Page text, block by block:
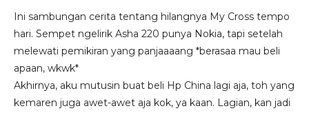
Ini sambungan cerita tentang hilangnya My Cross tempo
hari. Sempet ngelirik Asha 220 punya Nokia, tapi setelah
melewati pemikiran yang panjaaaang *berasaa mau beli
apaan, wkwk*
Akhirnya, aku mutusin buat beli Hp China lagi aja, toh yang
kemaren juga awet-awet aja kok, ya kaan. Lagian, kan jadi